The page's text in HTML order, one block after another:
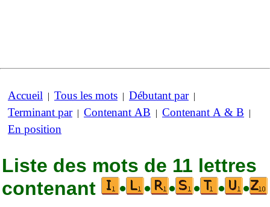
Accueil | Tous les mots | Débutant par|
Terminant par| Contenant AB | Contenant A & B |
En position
Liste des mots de 11 lettres
contenant
• • • • • •